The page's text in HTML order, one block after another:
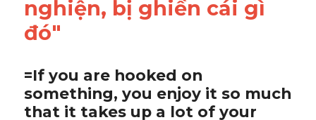
nghiện, bị ghiền cái gì
đó"
=If you are hooked on
something, you enjoy it so much
that it takes up a lot of your